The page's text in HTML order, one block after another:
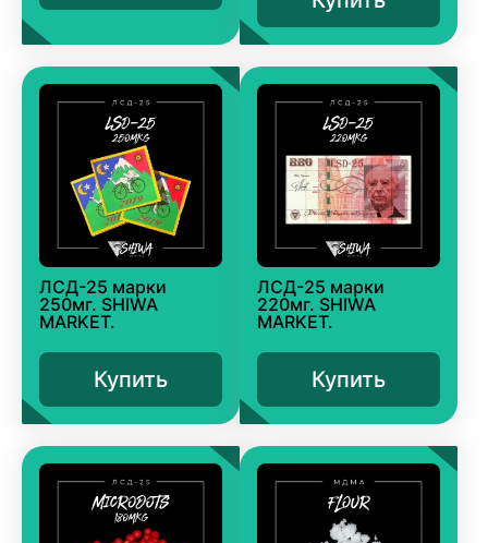
ЛСД-25 марки
250мг. SHIWA
MARKET.
Купить
ЛСД-25 марки
220мг. SHIWA
MARKET.
Купить